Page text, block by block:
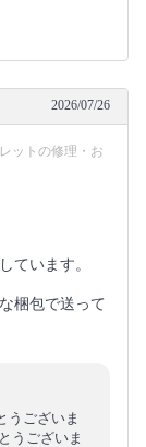
2026/07/26
ットの修理・お
ています。
梱包で送って
うございま
うございま